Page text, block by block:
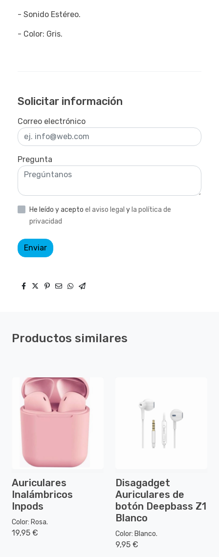
- Sonido Estéreo.
- Color: Gris.
Solicitar información
Correo electrónico
Pregunta
He leído y acepto el aviso legal y la política de
privacidad
Enviar
Productos similares
Auriculares
Inalámbricos
Inpods
Color: Rosa.
19,95 €
Disagadget
Auriculares de
botón Deepbass Z1
Blanco
Color: Blanco.
9,95 €